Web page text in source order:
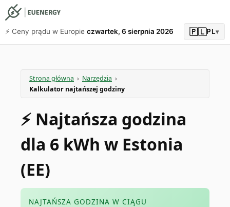
⚡️ Ceny prądu w Europie czwartek, 6 sierpnia 2026 🇵🇱PL▾
Strona główna › Narzędzia ›
Kalkulator najtańszej godziny
⚡️ Najtańsza godzina
dla 6 kWh w Estonia
(EE)
NAJTAŃSZA GODZINA W CIĄGU